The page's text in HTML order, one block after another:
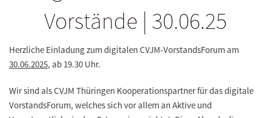
Vorstände | 30.06.25
Herzliche Einladung zum digitalen CVJM-VorstandsForum am
30.06.2025, ab 19.30 Uhr.
Wir sind als CVJM Thüringen Kooperationspartner für das digitale
VorstandsForum, welches sich vor allem an Aktive und